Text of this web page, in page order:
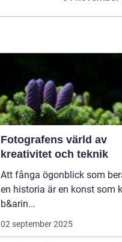
Fotografens värld av
kreativitet och teknik
Att fånga ögonblick som
en historia är en konst som
b&arin...
02 september 2025